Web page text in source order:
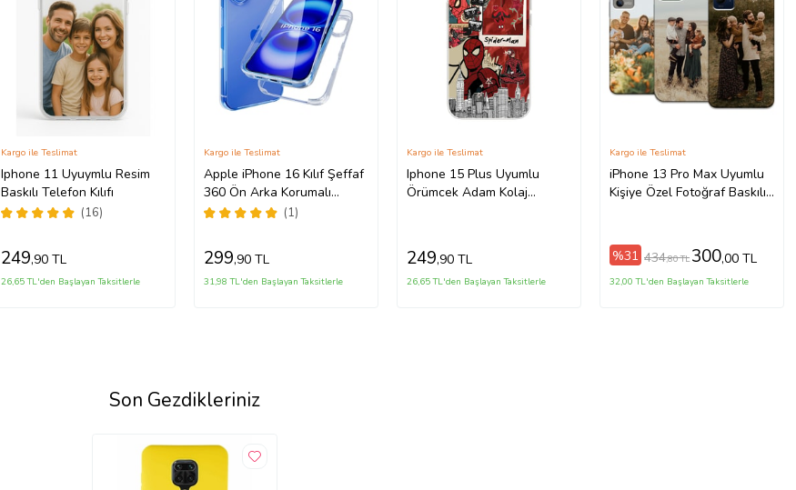
Iphone 11 Uyuymlu Resim
Baskılı Telefon Kılıfı
(16)
Kargo ile Teslimat
249,90 TL
26,65 TL'den Başlayan Taksitlerle
Apple iPhone 16 Kılıf Şeffaf
360 Ön Arka Korumalı
Silikon
(1)
Kargo ile Teslimat
299,90 TL
31,98 TL'den Başlayan Taksitlerle
Iphone 15 Plus Uyumlu
Örümcek Adam Kolaj
Kargo ile Teslimat
249,90 TL
26,65 TL'den Başlayan Taksitlerle
iPhone 13 Pro Max Uyumlu
Kişiye Özel Fotoğraf Baskılı
Kargo ile Teslimat
%31 434,80 TL 300,00 TL
32,00 TL'den Başlayan Taksitlerle
Son Gezdikleriniz